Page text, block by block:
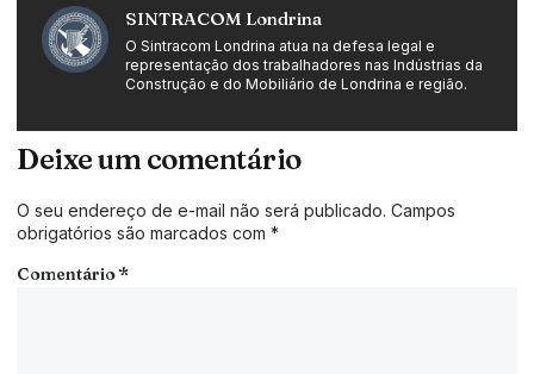
SINTRACOM Londrina
O Sintracom Londrina atua na defesa legal e
representação dos trabalhadores nas Indústrias da
Construção e do Mobiliário de Londrina e região.
Deixe um comentário
O seu endereço de e-mail não será publicado. Campos
obrigatórios são marcados com *
Comentário*